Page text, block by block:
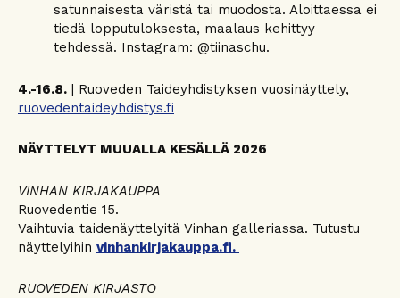
satunnaisesta väristä tai muodosta. Aloittaessa ei
tiedä lopputuloksesta, maalaus kehittyy
tehdessä. Instagram: @tiinaschu.
4.-16.8. | Ruoveden Taideyhdistyksen vuosinäyttely,
ruovedentaideyhdistys.fi
NÄYTTELYT MUUALLA KESÄLLÄ 2026
VINHAN KIRJAKAUPPA
Ruovedentie 15.
Vaihtuvia taidenäyttelyitä Vinhan galleriassa. Tutustu
näyttelyihin vinhankirjakauppa.fi.
RUOVEDEN KIRJASTO